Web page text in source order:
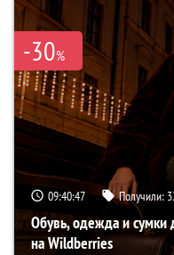
-30%
09:40:46 Получили:
Обувь, одежда и сумки
на Wildberries